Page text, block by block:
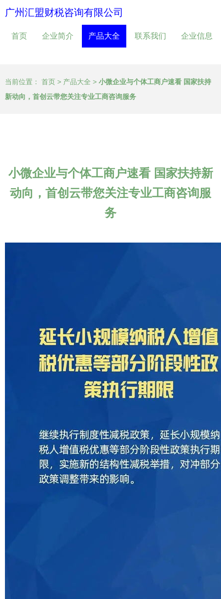
广州汇盟财税咨询有限公司
首页 企业简介 产品大全 联系我们 企业信息
当前位置： 首页 > 产品大全 > 小微企业与个体工商户速看 国家扶持
新动向，首创云带您关注专业工商咨询服务
小微企业与个体工商户速看 国家扶持新
动向，首创云带您关注专业工商咨询服
务